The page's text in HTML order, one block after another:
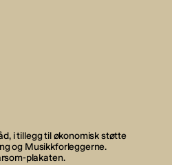
i tillegg til økonomisk støtte
og Musikkforleggerne.
plakaten.